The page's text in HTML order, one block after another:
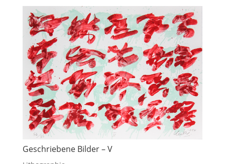
Geschriebene Bilder – V